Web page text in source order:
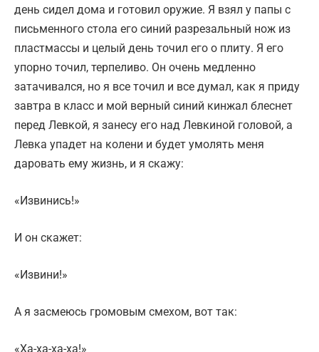
день сидел дома и готовил оружие. Я взял у папы с
письменного стола его синий разрезальный нож из
пластмассы и целый день точил его о плиту. Я его
упорно точил, терпеливо. Он очень медленно
затачивался, но я все точил и все думал, как я приду
завтра в класс и мой верный синий кинжал блеснет
перед Левкой, я занесу его над Левкиной головой, а
Левка упадет на колени и будет умолять меня
даровать ему жизнь, и я скажу:
«Извинись!»
И он скажет:
«Извини!»
А я засмеюсь громовым смехом, вот так:
«Ха-ха-ха-ха!»